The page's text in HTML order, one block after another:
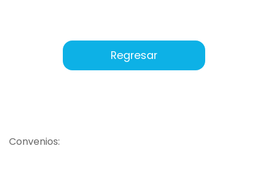
Regresar
Convenios: